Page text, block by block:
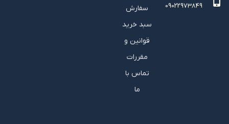
09022973849
سفارش
سبد خرید
قوانین و
مقررات
تماس با
ما